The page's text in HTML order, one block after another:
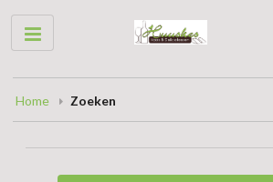
Home Zoeken